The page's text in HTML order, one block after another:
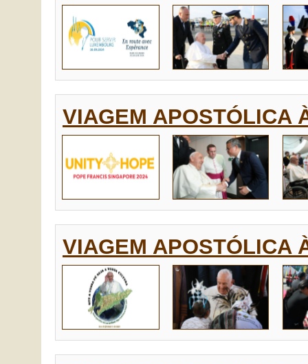
VIAGEM APOSTÓLICA
VIAGEM APOSTÓLICA